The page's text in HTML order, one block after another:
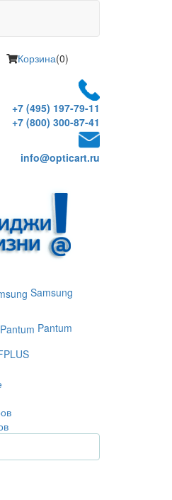
Корзина(0)
+7 (495) 197-79-11
+7 (800) 300-87-41
info@opticart.ru
Samsung
Pantum